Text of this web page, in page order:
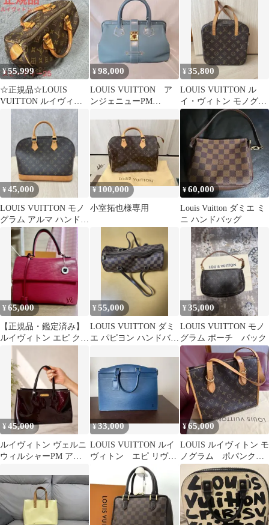
¥55,999
☆正規品☆LOUIS
VUITTON ルイヴィト
ン スピーディ25 モノグ
¥98,000
LOUIS VUITTON ア
ンジェニューPM
¥35,800
LOUIS VUITTON ル
イ・ヴィトン モノグラ
ム スポンティーニ
¥45,000
LOUIS VUITTON モノ
グラム アルマ ハンドバ
ッグ
¥100,000
小室拓也様専用
¥60,000
Louis Vuitton ダミエ ミ
ニ ハンドバッグ
¥65,000
【正規品・鑑定済み】
ルイヴィトン エピ クレ
リー ショルダーバッグ
¥55,000
LOUIS VUITTON ダミ
エ パピヨン ハンドバッ
¥35,000
LOUIS VUITTON モノ
グラム ポーチ バック
¥45,000
ルイヴィトン ヴェルニ
ウィルシャーPM アマ
¥33,000
LOUIS VUITTON ルイ
ヴィトン エピ リヴィ
エラ ブルー
¥65,000
LOUIS ルイヴィトン モ
ノグラム ポパンクー
ル オ